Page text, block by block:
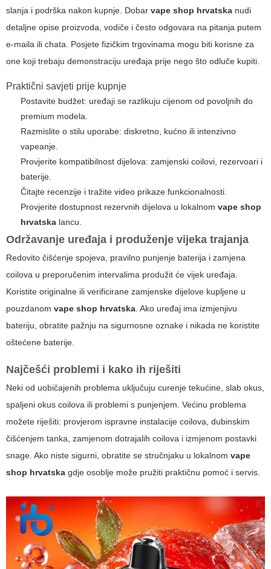
slanja i podrška nakon kupnje. Dobar vape shop hrvatska nudi
detaljne opise proizvoda, vodiče i često odgovara na pitanja putem
e-maila ili chata. Posjete fizičkim trgovinama mogu biti korisne za
one koji trebaju demonstraciju uređaja prije nego što odluče kupiti.
Praktični savjeti prije kupnje
Postavite budžet: uređaji se razlikuju cijenom od povoljnih do
premium modela.
Razmislite o stilu uporabe: diskretno, kućno ili intenzivno
vapeanje.
Provjerite kompatibilnost dijelova: zamjenski coilovi, rezervoari i
baterije.
Čitajte recenzije i tražite video prikaze funkcionalnosti.
Provjerite dostupnost rezervnih dijelova u lokalnom vape shop
hrvatska lancu.
Održavanje uređaja i produženje vijeka trajanja
Redovito čišćenje spojeva, pravilno punjenje baterija i zamjena
coilova u preporučenim intervalima produžit će vijek uređaja.
Koristite originalne ili verificirane zamjenske dijelove kupljene u
pouzdanom vape shop hrvatska. Ako uređaj ima izmjenjivu
bateriju, obratite pažnju na sigurnosne oznake i nikada ne koristite
oštećene baterije.
Najčešći problemi i kako ih riješiti
Neki od uobičajenih problema uključuju curenje tekućine, slab okus,
spaljeni okus coilova ili problemi s punjenjem. Većinu problema
možete riješiti: provjerom ispravne instalacije coilova, dubinskim
čišćenjem tanka, zamjenom dotrajalih coilova i izmjenom postavki
snage. Ako niste sigurni, obratite se stručnjaku u lokalnom vape
shop hrvatska gdje osoblje može pružiti praktičnu pomoć i servis.